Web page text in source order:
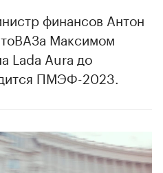
финансов Антон
Максимом
Lada Aura до
ПМЭФ-2023.